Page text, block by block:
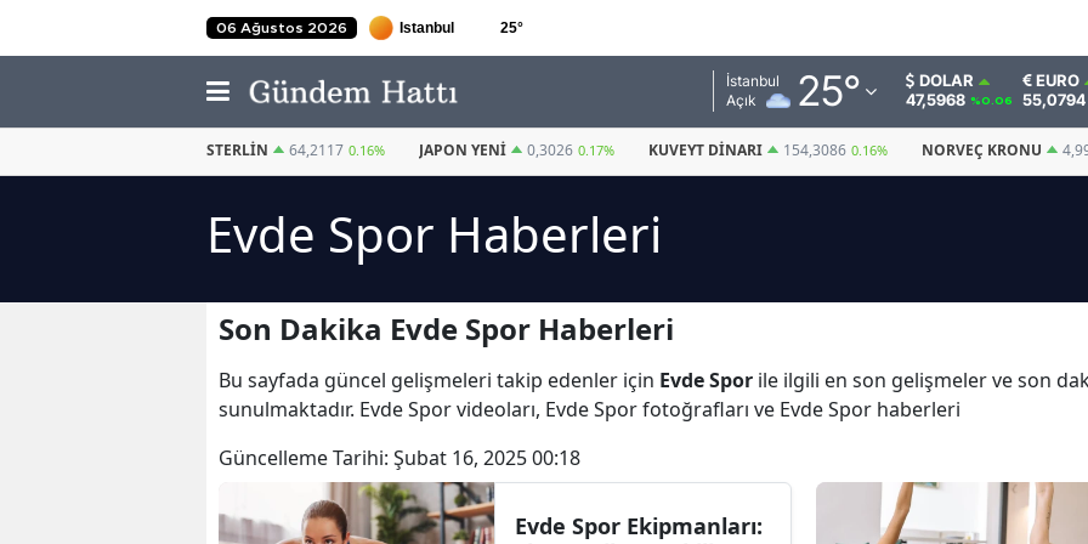
06 Ağustos 2026 25°
İstanbul
Açık
25°
Adana
Adıyaman
Afyonkarahisar
Antalya
Artvin
Balıkesir
DOLAR
47,5968 %0.06
EURO
55,0794
STERLIN 64,2117 0.16% JAPON YENI 0,3026 0.17% KUVEYT DINARI 154,3086 0.16% NORVEÇ KRONU
Evde Spor Haberleri
Son Dakika Evde Spor Haberleri
Bu sayfada güncel gelişmeleri takip edenler için Evde Spor ile ilgili en son gelişmeler ve son
sunulmaktadır. Evde Spor videoları, Evde Spor fotoğrafları ve Evde Spor haberleri
Güncelleme Tarihi: Şubat 16, 2025 00:18
Evde Spor Ekipmanları: